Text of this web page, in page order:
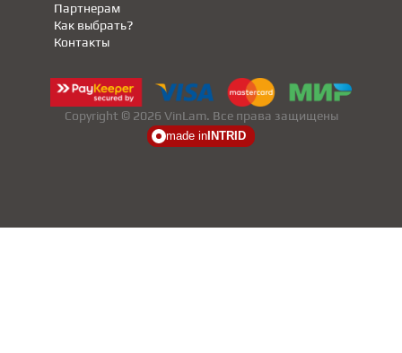
Партнерам
Как выбрать?
Контакты
Copyright © 2026 VinLam. Все права защищены
made in INTRID